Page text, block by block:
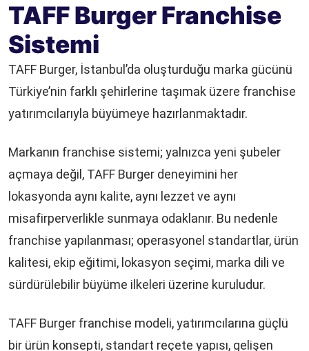
TAFF Burger Franchise
Sistemi
TAFF Burger, İstanbul’da oluşturduğu marka gücünü
Türkiye’nin farklı şehirlerine taşımak üzere franchise
yatırımcılarıyla büyümeye hazırlanmaktadır.
Markanın franchise sistemi; yalnızca yeni şubeler
açmaya değil, TAFF Burger deneyimini her
lokasyonda aynı kalite, aynı lezzet ve aynı
misafirperverlikle sunmaya odaklanır. Bu nedenle
franchise yapılanması; operasyonel standartlar, ürün
kalitesi, ekip eğitimi, lokasyon seçimi, marka dili ve
sürdürülebilir büyüme ilkeleri üzerine kuruludur.
TAFF Burger franchise modeli, yatırımcılarına güçlü
bir ürün konsepti, standart reçete yapısı, gelişen